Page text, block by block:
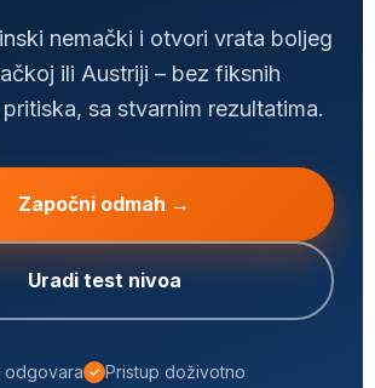
nemački i otvori vrata boljeg
ili Austriji – bez fiksnih
sa stvarnim rezultatima.
Započni odmah →
Uradi test nivoa
odgovara
Pristup doživotno